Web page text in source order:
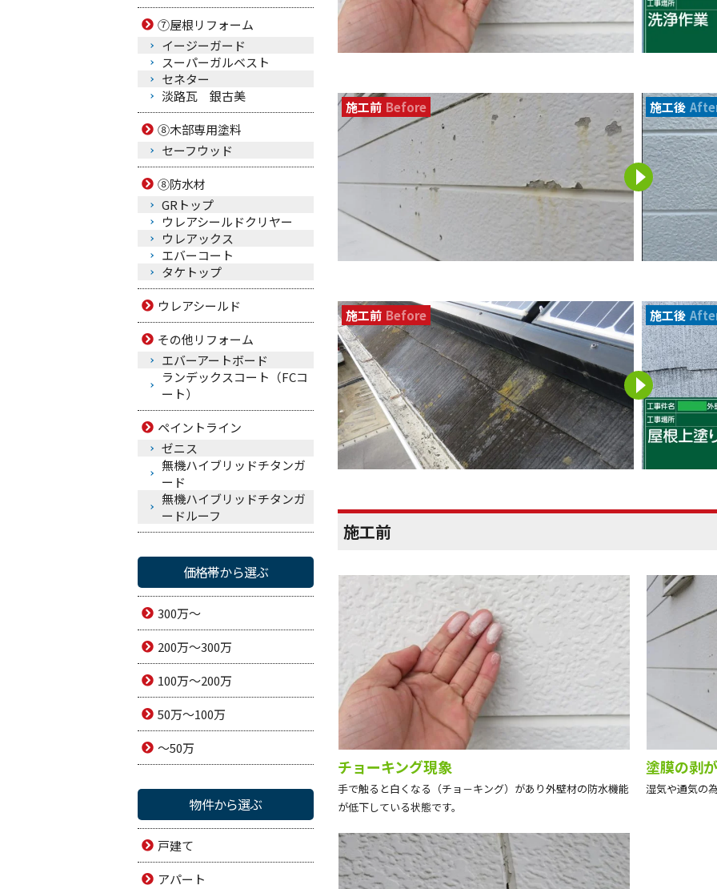
施工前 Before 施工後
施工前 Before 施工後
施工前
チョーキング現象
手で触ると白くなる（チョ－キング）があり外壁材の防水機能
が低下している状態です。
塗膜の剥
湿気や通気の
⑦屋根リフォーム
イージーガード
スーパーガルベスト
セネター
淡路瓦 銀古美
⑧木部専用塗料
セーフウッド
⑧防水材
GRトップ
ウレアシールドクリヤー
ウレアックス
エバーコート
タケトップ
ウレアシールド
その他リフォーム
エバーアートボード
ランデックスコート（FCコ
ート）
ペイントライン
ゼニス
無機ハイブリッドチタンガ
ード
無機ハイブリッドチタンガ
ードルーフ
価格帯から選ぶ
300万～
200万～300万
100万～200万
50万～100万
～50万
物件から選ぶ
戸建て
アパート